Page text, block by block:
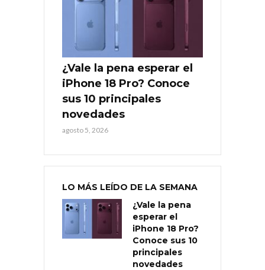
¿Vale la pena esperar el
iPhone 18 Pro? Conoce
sus 10 principales
novedades
agosto 5, 2026
LO MÁS LEÍDO DE LA SEMANA
¿Vale la pena
esperar el
iPhone 18 Pro?
Conoce sus 10
principales
novedades